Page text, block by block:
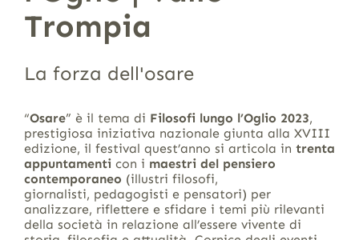
Trompia
La forza dell'osare
“Osare” è il tema di Filosofi lungo l’Oglio 2023,
prestigiosa iniziativa nazionale giunta alla XVIII
edizione, il festival quest’anno si articola in trenta
appuntamenticon i maestri del pensiero
contemporaneo (illustri filosofi,
giornalisti, pedagogisti e pensatori) per
analizzare, riflettere e sfidare i temi più rilevanti
della società in relazione all’essere vivente di